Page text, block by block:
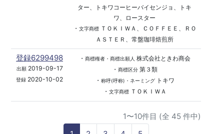
ター、トキワコーヒーバイセンジョ、トキ
ワ、ロースター
・ 文字商標ＴＯＫＩＷＡ、ＣＯＦＦＥＥ、ＲＯ
ＡＳＴＥＲ、常盤珈琲焙煎所
登録6299498
出願2019-09-17
登録 2020-10-02
・ 商標権者・商標出願人 株式会社ときわ商会
・ 商標区分第３類
・ 称呼(呼称)・ネーミングトキワ
・ 文字商標ＴＯＫＩＷＡ
1〜10件目 (全 45 件中)